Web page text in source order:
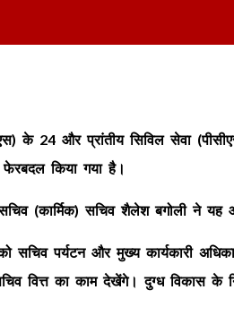
के 24 और प्रांतीय सिविल सेवा
फेरबदल किया गया है।
(कार्मिक) सचिव शैलेश बगोली ने यह
सचिव पर्यटन और मुख्य कार्यकारी
वित्त का काम देखेंगे। दुग्ध विकास के